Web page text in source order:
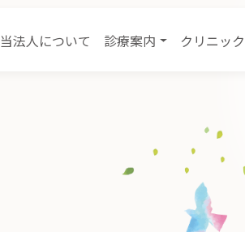
当法人について 診療案内 クリニッ